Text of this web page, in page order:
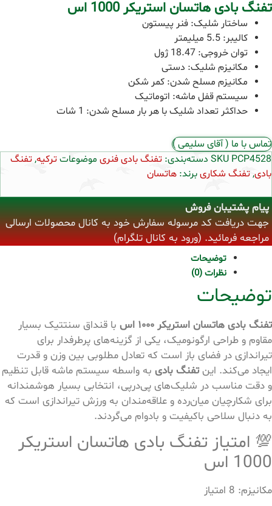
تفنگ بادی هاتسان استریکر 1000 اس
ساختار شلیک: فنر پیستون
کالیبر: 5.5 میلیمتر
توان خروجی: 18.47 ژول
مکانیزم شلیک: دستی
مکانیزم مسلح شدن: کمر شکن
سیستم قفل ماشه: اتوماتیک
حداکثر تعداد شلیک با هر بار مسلح شدن: 1 شات
تماس با ما ( آقای سلیمی )
SKU PCP4528 دسته‌بندی: تفنگ بادی فنری موضوعاتترکیه,تفنگ
بادی,تفنگ شکاریبرند: هاتسان
پیام پشتیبان فروش
جهت دریافت کد مرسوله سفارش خود به کانال محصولات ارسالی
مراجعه فرمائید. (ورود به کانال تلگرام)
توضیحات
نظرات (0)
توضیحات
تفنگ بادی هاتسان استریکر ۱۰۰۰ اس
با قنداق سنتتیک بسیار
مقاوم و طراحی ارگونومیک، یکی از گزینه‌های پرطرفدار برای
تیراندازی در فضای باز است که تعادل مطلوبی بین وزن و قدرت
ایجاد می‌کند. اینتفنگ بادی به واسطه سیستم ماشه قابل تنظیم
و دقت مناسب در شلیک‌های پی‌درپی، انتخابی بسیار هوشمندانه
برای شکارچیان میان‌رده و علاقه‌مندان به ورزش تیراندازی است که
به دنبال سلاحی باکیفیت و بادوام می‌گردند.
💯 امتیاز تفنگ بادی هاتسان استریکر
1000 اس
مکانیزم: 8 امتیاز